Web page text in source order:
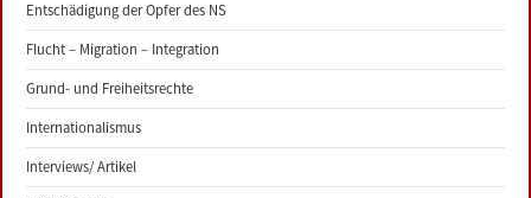
Entschädigung der Opfer des NS
Flucht – Migration – Integration
Grund- und Freiheitsrechte
Internationalismus
Interviews/ Artikel